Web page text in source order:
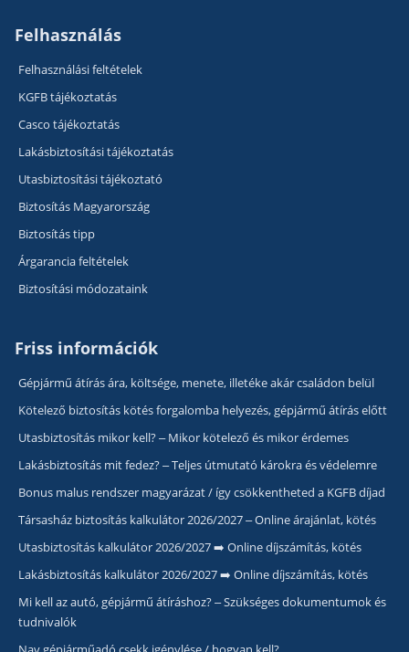
Felhasználás
Felhasználási feltételek
KGFB tájékoztatás
Casco tájékoztatás
Lakásbiztosítási tájékoztatás
Utasbiztosítási tájékoztató
Biztosítás Magyarország
Biztosítás tipp
Árgarancia feltételek
Biztosítási módozataink
Friss információk
Gépjármű átírás ára, költsége, menete, illetéke akár családon belül
Kötelező biztosítás kötés forgalomba helyezés, gépjármű átírás előtt
Utasbiztosítás mikor kell? – Mikor kötelező és mikor érdemes
Lakásbiztosítás mit fedez? – Teljes útmutató károkra és védelemre
Bonus malus rendszer magyarázat / így csökkentheted a KGFB díjad
Társasház biztosítás kalkulátor 2026/2027 – Online árajánlat, kötés
Utasbiztosítás kalkulátor 2026/2027 ➡️ Online díjszámítás, kötés
Lakásbiztosítás kalkulátor 2026/2027 ➡️ Online díjszámítás, kötés
Mi kell az autó, gépjármű átíráshoz? – Szükséges dokumentumok és
tudnivalók